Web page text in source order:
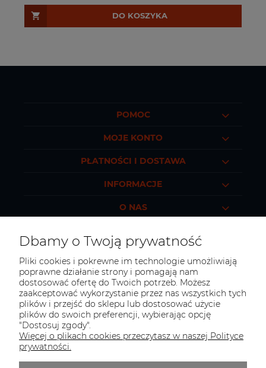
DO KOSZYKA
POMOC
MOJE KONTO
PŁATNOŚCI I DOSTAWA
INFORMACJE
O NAS
KONTAKT
Masz jakieś pytania?
Porozmawiajmy!
Tel.:
+48 517 496 899
E-mail: sklep@polkoszulek.com
Dbamy o Twoją prywatność
Pliki cookies i pokrewne im technologie umożliwiają
poprawne działanie strony i pomagają nam
dostosować ofertę do Twoich potrzeb. Możesz
zaakceptować wykorzystanie przez nas wszystkich tych
plików i przejść do sklepu lub dostosować użycie
plików do swoich preferencji, wybierając opcję
"Dostosuj zgody".
Więcej o plikach cookies przeczytasz w naszej Polityce
prywatności.